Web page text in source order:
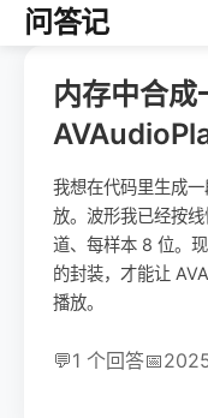
问答记
内存中合
我想在代码里生成
放。波形我已经按
道、每样本 8 位。
的封装，才能让
播放。
💬1 个回答📅